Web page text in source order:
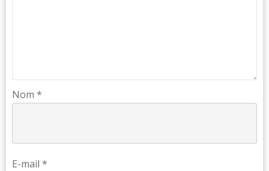
Nom *
E-mail *